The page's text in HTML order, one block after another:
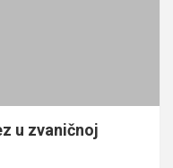
u zvaničnoj